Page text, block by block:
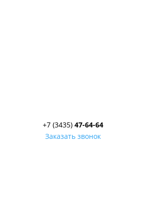
+7 (3435) 47-64-64
Заказать звонок